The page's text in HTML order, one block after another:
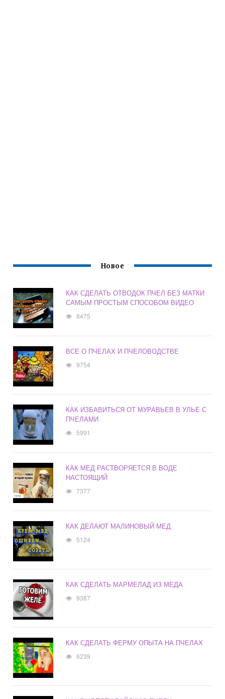
Новое
КАК СДЕЛАТЬ ОТВОДОК ПЧЕЛ БЕЗ МАТКИ
САМЫМ ПРОСТЫМ СПОСОБОМ ВИДЕО
8475
ВСЕ О ПЧЕЛАХ И ПЧЕЛОВОДСТВЕ
9754
КАК ИЗБАВИТЬСЯ ОТ МУРАВЬЕВ В УЛЬЕ С
ПЧЕЛАМИ
5991
КАК МЕД РАСТВОРЯЕТСЯ В ВОДЕ
НАСТОЯЩИЙ
7377
КАК ДЕЛАЮТ МАЛИНОВЫЙ МЕД
5124
КАК СДЕЛАТЬ МАРМЕЛАД ИЗ МЕДА
9387
КАК СДЕЛАТЬ ФЕРМУ ОПЫТА НА ПЧЕЛАХ
6239